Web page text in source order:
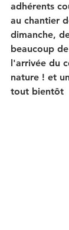
adhérents
au chantier
dimanche,
beaucoup
l'arrivée du
nature ! et
tout bientôt